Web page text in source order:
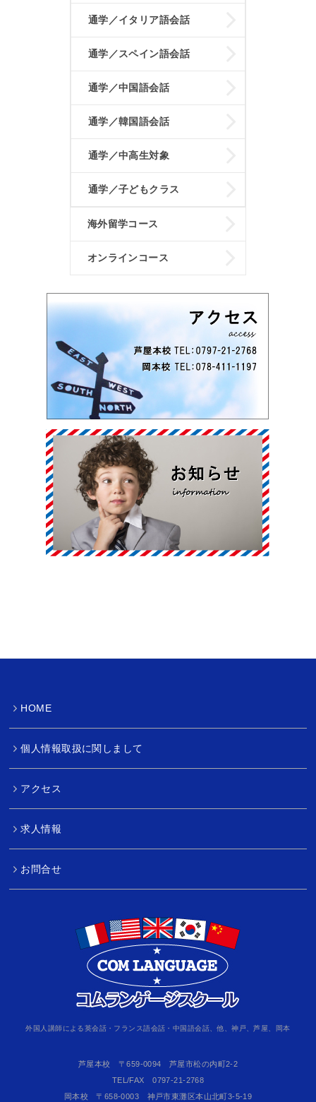
通学／イタリア語会話
通学／スペイン語会話
通学／中国語会話
通学／韓国語会話
通学／中高生対象
通学／子どもクラス
海外留学コース
オンラインコース
HOME
個人情報取扱に関しまして
アクセス
求人情報
お問合せ
外国人講師による英会話・フランス語会話・中国語会話、他、神戸、芦屋、岡本
芦屋本校 〒659-0094 芦屋市松の内町2-2
TEL/FAX 0797-21-2768
岡本校 〒658-0003 神戸市東灘区本山北町3-5-19